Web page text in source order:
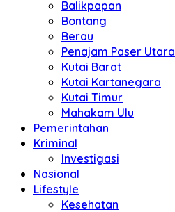
Balikpapan
Bontang
Berau
Penajam Paser Utara
Kutai Barat
Kutai Kartanegara
Kutai Timur
Mahakam Ulu
Pemerintahan
Kriminal
Investigasi
Nasional
Lifestyle
Kesehatan